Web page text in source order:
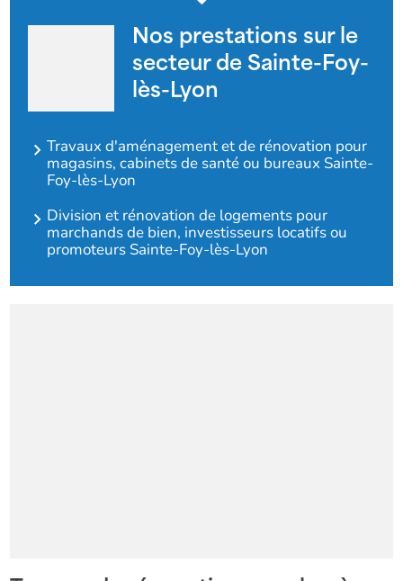
Nos prestations sur le
secteur de Sainte-Foy-
lès-Lyon
Travaux d'aménagement et de rénovation pour
magasins, cabinets de santé ou bureaux Sainte-
Foy-lès-Lyon
Division et rénovation de logements pour
marchands de bien, investisseurs locatifs ou
promoteurs Sainte-Foy-lès-Lyon